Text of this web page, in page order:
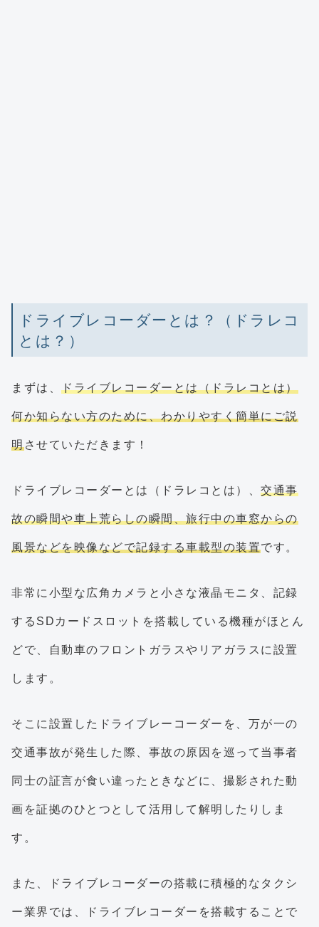
ドライブレコーダーとは？（ドラレコ
とは？）
まずは、 ドライブレコーダーとは（ドラレコとは）
何か知らない方のために、わかりやすく簡単にご説
明させていただきます！
ドライブレコーダーとは（ドラレコとは）、 交通事
故の瞬間や車上荒らしの瞬間、旅行中の車窓からの
風景などを映像などで記録する車載型の装置です。
非常に小型な広角カメラと小さな液晶モニタ、記録
するSDカードスロットを搭載している機種がほとん
どで、自動車のフロントガラスやリアガラスに設置
します。
そこに設置したドライブレーコーダーを、万が一の
交通事故が発生した際、事故の原因を巡って当事者
同士の証言が食い違ったときなどに、撮影された動
画を証拠のひとつとして活用して解明したりしま
す。
また、ドライブレコーダーの搭載に積極的なタクシ
ー業界では、ドライブレコーダーを搭載することで